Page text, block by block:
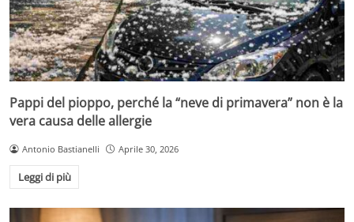
Pappi del pioppo, perché la “neve di primavera” non è la
vera causa delle allergie
Antonio Bastianelli Aprile 30, 2026
Leggi di più